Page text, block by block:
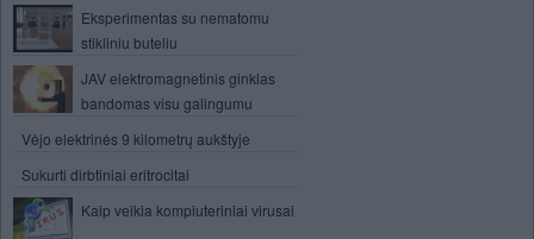
Eksperimentas su nematomu
stikliniu buteliu
JAV elektromagnetinis ginklas
bandomas visu galingumu
Vėjo elektrinės 9 kilometrų aukštyje
Sukurti dirbtiniai eritrocitai
Kaip veikia kompiuteriniai virusai